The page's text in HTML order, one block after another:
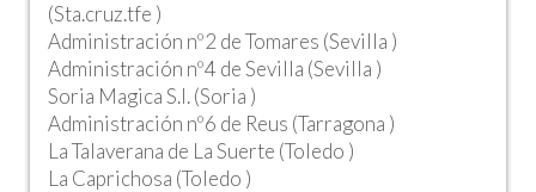
(Sta.cruz.tfe )
Administración nº2 de Tomares (Sevilla )
Administración nº4 de Sevilla (Sevilla )
Soria Magica S.l. (Soria )
Administración nº6 de Reus (Tarragona )
La Talaverana de La Suerte (Toledo )
La Caprichosa (Toledo )